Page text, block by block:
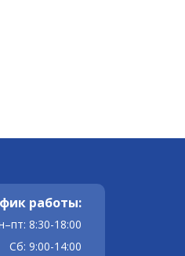
работы:
8:30-18:00
Сб: 9:00-14:00